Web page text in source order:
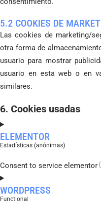
5.2 COOKIES DE
Las cookies de marketing/
otra forma de
usuario para mostrar
usuario en esta web o en
similares.
6. Cookies usadas
ELEMENTOR
Estadísticas (anónimas)
Consent to service elementor
WORDPRESS
Functional